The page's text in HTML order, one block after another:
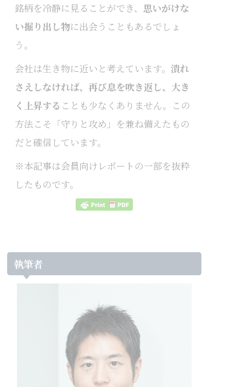
銘柄を冷静に見ることができ、 思いがけな
い掘り出し物に出会うこともあるでしょ
う。
会社は生き物に近いと考えています。 潰れ
さえしなければ、再び息を吹き返し、大き
く上昇する ことも少なくありません。この
方法こそ「守りと攻め」を兼ね備えたもの
だと確信しています。
※本記事は会員向けレポートの一部を抜粋
したものです。
執筆者